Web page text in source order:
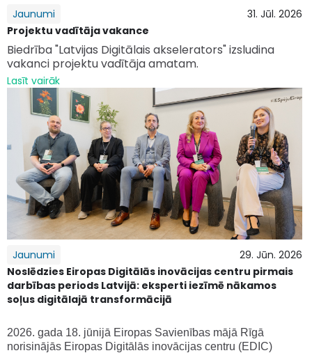
Jaunumi
31. Jūl. 2026
Projektu vadītāja vakance
Biedrība "Latvijas Digitālais akselerators" izsludina
vakanci projektu vadītāja amatam.
Lasīt vairāk
Jaunumi
29. Jūn. 2026
Noslēdzies Eiropas Digitālās inovācijas centru pirmais
darbības periods Latvijā: eksperti iezīmē nākamos
soļus digitālajā transformācijā
2026. gada 18. jūnijā Eiropas Savienības mājā Rīgā
norisinājās Eiropas Digitālās inovācijas centru (EDIC)